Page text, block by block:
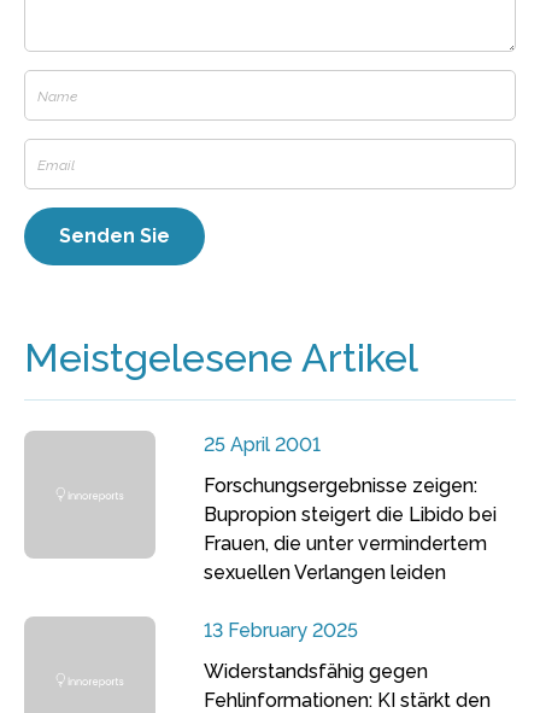
Meistgelesene Artikel
25 April 2001
Forschungsergebnisse zeigen:
Bupropion steigert die Libido bei
Frauen, die unter vermindertem
sexuellen Verlangen leiden
13 February 2025
Widerstandsfähig gegen
Fehlinformationen: KI stärkt den